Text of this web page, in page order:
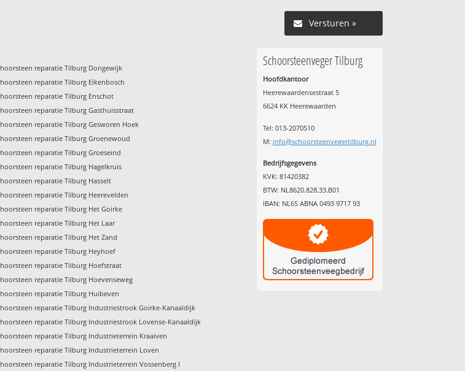
Versturen »
reparatie Tilburg Dongewijk
reparatie Tilburg Eikenbosch
reparatie Tilburg Enschot
reparatie Tilburg Gasthuisstraat
reparatie Tilburg Gesworen Hoek
reparatie Tilburg Groenewoud
reparatie Tilburg Groeseind
reparatie Tilburg Hagelkruis
reparatie Tilburg Hasselt
reparatie Tilburg Heerevelden
reparatie Tilburg Het Goirke
reparatie Tilburg Het Laar
reparatie Tilburg Het Zand
reparatie Tilburg Heyhoef
reparatie Tilburg Hoefstraat
reparatie Tilburg Hoevenseweg
reparatie Tilburg Huibeven
reparatie Tilburg Industriestrook Goirke-Kanaaldijk
reparatie Tilburg Industriestrook Lovense-Kanaaldijk
reparatie Tilburg Industrieterrein Kraaiven
reparatie Tilburg Industrieterrein Loven
reparatie Tilburg Industrieterrein Vossenberg I
Schoorsteenveger Tilburg
Hoofdkantoor
Heerewaardensestraat 5
6624 KK Heerewaarden
Tel: 013-2070510
M: info@schoorsteenvegertilburg.nl
Bedrijfsgegevens
KVK: 81420382
BTW: NL8620.828.33.B01
IBAN: NL65 ABNA 0493 9717 93